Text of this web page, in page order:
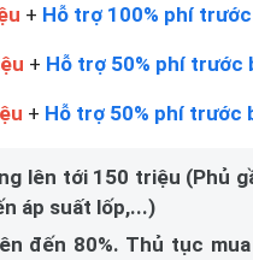
+ Hỗ trợ 100% phí
+ Hỗ trợ 50% phí trước
+ Hỗ trợ 50% phí trước
lên tới 150 triệu (Phủ
áp suất lốp,...)
đến 80%. Thủ tục